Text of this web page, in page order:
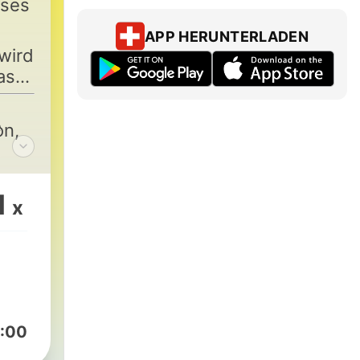
x
APP HERUNTERLADEN